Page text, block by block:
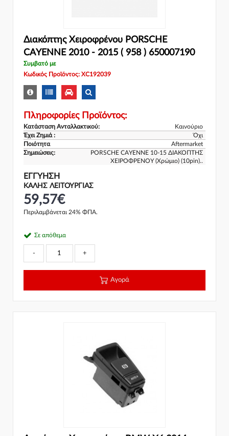
Διακόπτης Χειροφρένου PORSCHE
CAYENNE 2010 - 2015 ( 958 ) 650007190
Συμβατό με
Κωδικός Προϊόντος: XC192039
Πληροφορίες Προϊόντος:
Κατάσταση Ανταλλακτικού:
Καινούριο
Έχει Ζημιά :
Όχι
Ποιότητα
Aftermarket
Σημειώσεις:
PORSCHE CAYENNE 10-15 ΔΙΑΚΟΠΤΗΣ
ΧΕΙΡΟΦΡΕΝΟΥ (Χρώμιο) (10pin)..
ΕΓΓΎΗΣΗ
ΚΑΛΗΣ ΛΕΙΤΟΥΡΓΙΑΣ
59,57€
Περιλαμβάνεται 24% ΦΠΑ.
Σε απόθεμα
- +
Αγορά